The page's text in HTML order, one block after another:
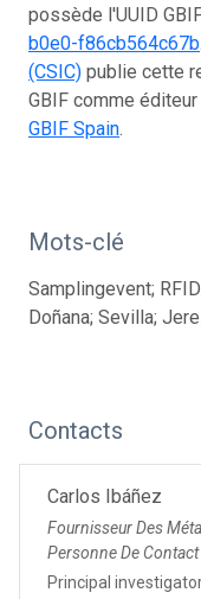
possède l'UUID
b0e0-f86cb564c67b.
(CSIC) publie cette
GBIF comme
GBIF Spain.
Mots-clé
Samplingevent;
Doñana; Sevilla;
Contacts
Carlos Ibáñez
Fournisseur Des
Personne De Contact
Principal